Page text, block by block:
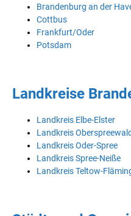
Brandenburg an der
Cottbus
Frankfurt/Oder
Potsdam
Landkreise
Landkreis Elbe-Elster
Landkreis
Landkreis Oder-Spree
Landkreis Spree-Neiße
Landkreis Teltow-